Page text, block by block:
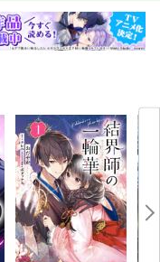
画を要約してもらう・AIの
アプリ AIが出す練習問題
まされないために・スマ